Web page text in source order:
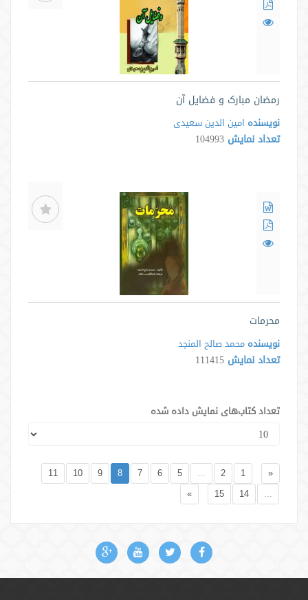
رمضان مبارک و فضایل آن
نویسنده امین الدین سعیدی
تعداد نمایش 104993
محرمات
نویسنده محمد صالح المنجد
تعداد نمایش 111415
تعداد کتاب‌های نمایش داده شده
«
1
2
5
6
7
8
9
10
11
14
15
»